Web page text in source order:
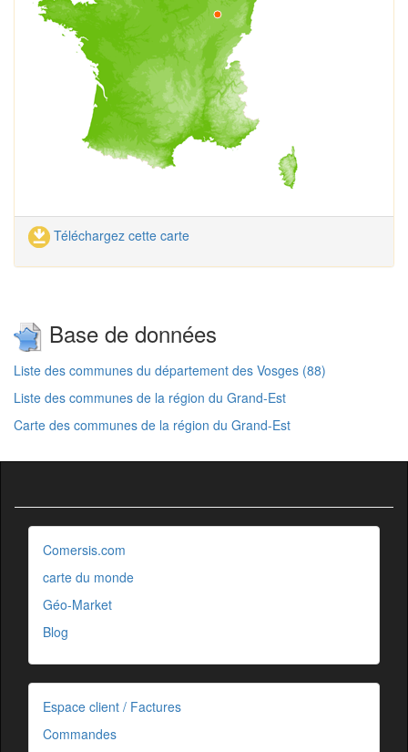
Téléchargez cette carte
Base de données
Liste des communes du département des Vosges (88)
Liste des communes de la région du Grand-Est
Carte des communes de la région du Grand-Est
Comersis.com
carte du monde
Géo-Market
Blog
Espace client / Factures
Commandes